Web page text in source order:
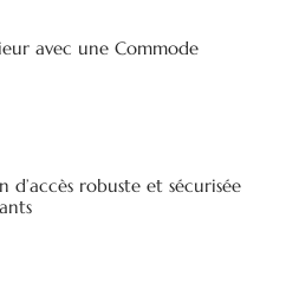
avec une Commode
d’accès robuste et sécurisée